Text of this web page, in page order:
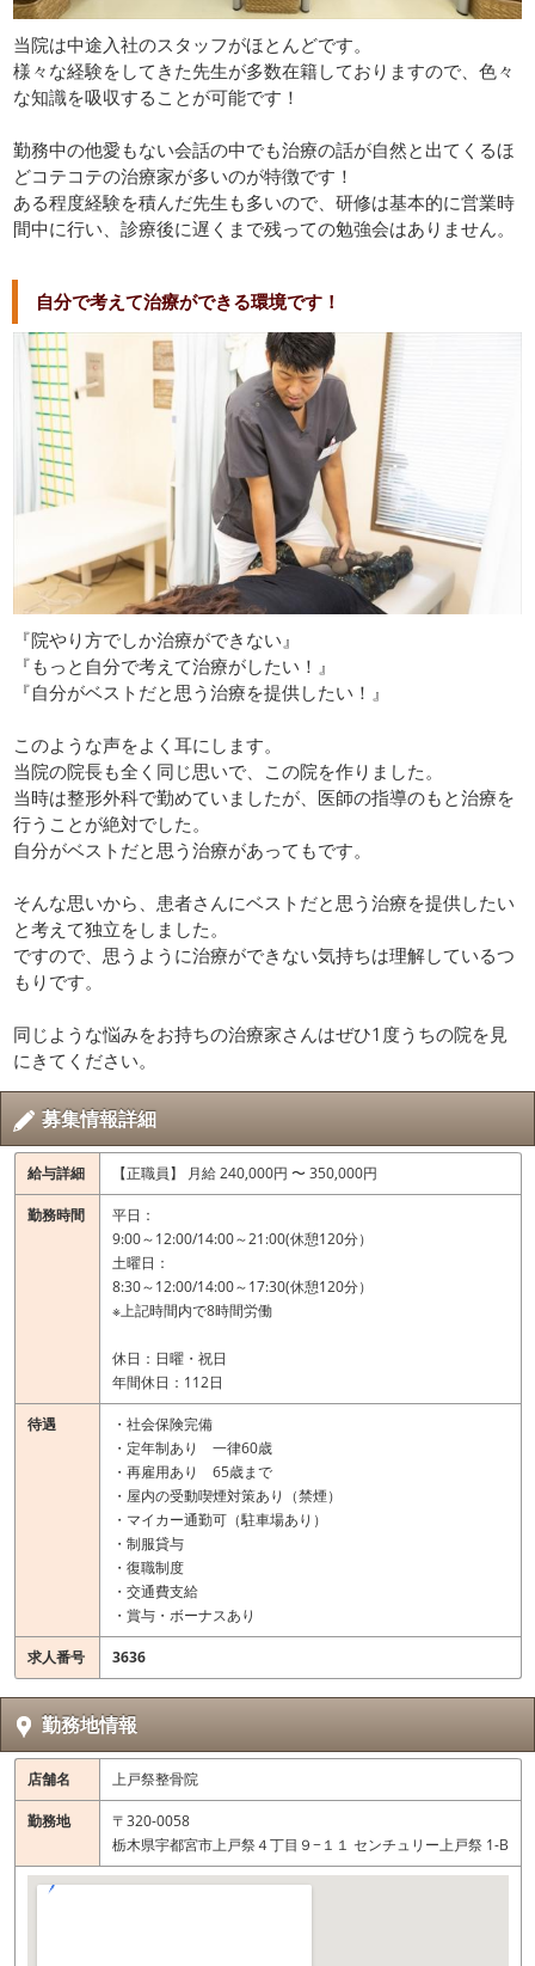
当院は中途入社のスタッフがほとんどです。
様々な経験をしてきた先生が多数在籍しておりますので、色々
な知識を吸収することが可能です！
勤務中の他愛もない会話の中でも治療の話が自然と出てくるほ
どコテコテの治療家が多いのが特徴です！
ある程度経験を積んだ先生も多いので、研修は基本的に営業時
間中に行い、診療後に遅くまで残っての勉強会はありません。
自分で考えて治療ができる環境です！
『院やり方でしか治療ができない』
『もっと自分で考えて治療がしたい！』
『自分がベストだと思う治療を提供したい！』
このような声をよく耳にします。
当院の院長も全く同じ思いで、この院を作りました。
当時は整形外科で勤めていましたが、医師の指導のもと治療を
行うことが絶対でした。
自分がベストだと思う治療があってもです。
そんな思いから、患者さんにベストだと思う治療を提供したい
と考えて独立をしました。
ですので、思うように治療ができない気持ちは理解しているつ
もりです。
同じような悩みをお持ちの治療家さんはぜひ1度うちの院を見
にきてください。
募集情報詳細
給与詳細 【正職員】 月給 240,000円 〜 350,000円
勤務時間
平日：
9:00～12:00/14:00～21:00(休憩120分）
土曜日：
8:30～12:00/14:00～17:30(休憩120分）
※上記時間内で8時間労働
休日：日曜・祝日
年間休日：112日
待遇
・社会保険完備
・定年制あり 一律60歳
・再雇用あり 65歳まで
・屋内の受動喫煙対策あり（禁煙）
・マイカー通勤可（駐車場あり）
・制服貸与
・復職制度
・交通費支給
・賞与・ボーナスあり
求人番号 3636
勤務地情報
店舗名 上戸祭整骨院
勤務地
〒320-0058
栃木県宇都宮市上戸祭４丁目９−１１ センチュリー上戸祭 1-B